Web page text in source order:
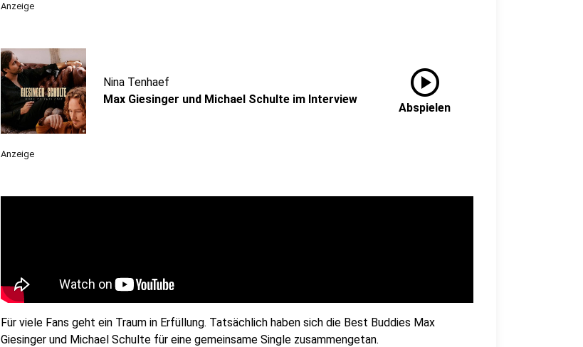
Anzeige
Nina Tenhaef
Max Giesinger und Michael Schulte im Interview
play_circle
Abspielen
Anzeige
Für viele Fans geht ein Traum in Erfüllung. Tatsächlich haben sich die Best Buddies Max
Giesinger und Michael Schulte für eine gemeinsame Single zusammengetan.